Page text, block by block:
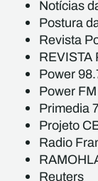
Notícias
Postura
Revista
REVISTA
Power
Power
Primedia
Projeto
Radio
Reuters